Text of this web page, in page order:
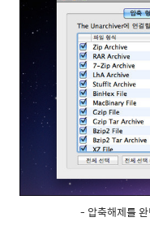
- 압축해제를